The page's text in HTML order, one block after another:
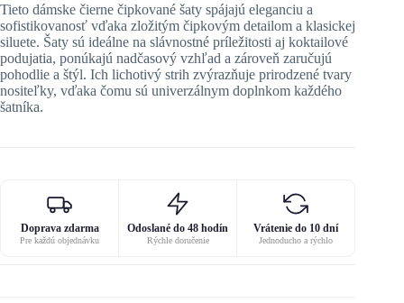
Tieto dámske čierne čipkované šaty spájajú eleganciu a
sofistikovanosť vďaka zložitým čipkovým detailom a klasickej
siluete. Šaty sú ideálne na slávnostné príležitosti aj koktailové
podujatia, ponúkajú nadčasový vzhľad a zároveň zaručujú
pohodlie a štýl. Ich lichotivý strih zvýrazňuje prirodzené tvary
nositeľky, vďaka čomu sú univerzálnym doplnkom každého
šatníka.
Doprava zdarma
Pre každú objednávku
Odoslané do 48 hodín
Rýchle doručenie
Vrátenie do 10 dní
Jednoducho a rýchlo